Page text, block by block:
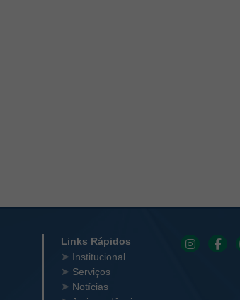
Links Rápidos
Institucional
Serviços
Notícias